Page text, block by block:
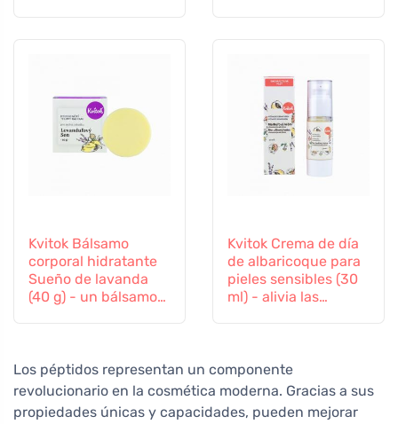
Kvitok Bálsamo
corporal hidratante
Sueño de lavanda
(40 g) - un bálsamo
Kvitok Crema de día
de albaricoque para
pieles sensibles (30
ml) - alivia las
Los péptidos representan un componente
revolucionario en la cosmética moderna. Gracias a sus
propiedades únicas y capacidades, pueden mejorar